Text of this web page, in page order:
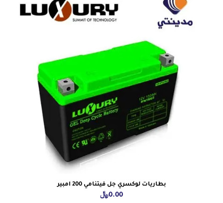
بطاريات لوكسري جل فيتنامي 200 امبير
0.00﷼